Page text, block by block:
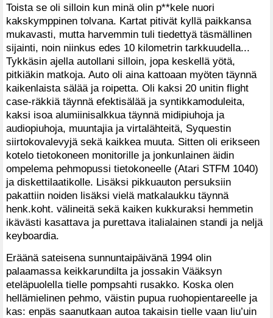
Toista se oli silloin kun minä olin p**kele nuori
kakskymppinen tolvana. Kartat pitivät kyllä paikkansa
mukavasti, mutta harvemmin tuli tiedettyä täsmällinen
sijainti, noin niinkus edes 10 kilometrin tarkkuudella...
Tykkäsin ajella autollani silloin, jopa keskellä yötä,
pitkiäkin matkoja. Auto oli aina kattoaan myöten täynnä
kaikenlaista sälää ja roipetta. Oli kaksi 20 unitin flight
case-räkkiä täynnä efektisälää ja syntikkamoduleita,
kaksi isoa alumiinisalkkua täynnä midipiuhoja ja
audiopiuhoja, muuntajia ja virtalähteitä, Syquestin
siirtokovalevyjä sekä kaikkea muuta. Sitten oli erikseen
kotelo tietokoneen monitorille ja jonkunlainen äidin
ompelema pehmopussi tietokoneelle (Atari STFM 1040)
ja diskettilaatikolle. Lisäksi pikkuauton persuksiin
pakattiin noiden lisäksi vielä matkalaukku täynnä
henk.koht. välineitä sekä kaiken kukkuraksi hemmetin
ikävästi kasattava ja purettava italialainen standi ja neljä
keyboardia.
Eräänä sateisena sunnuntaipäivänä 1994 olin
palaamassa keikkarundilta ja jossakin Vääksyn
eteläpuolella tielle pompsahti rusakko. Koska olen
hellämielinen pehmo, väistin pupua ruohopientareelle ja
kas: enpäs saanutkaan autoa takaisin tielle vaan liu’uin